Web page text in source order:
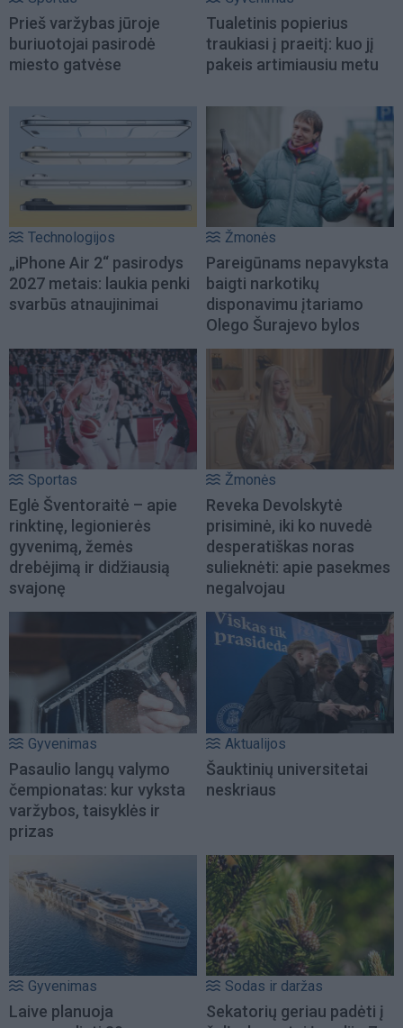
Prieš varžybas jūroje
buriuotojai pasirodė
miesto gatvėse
Tualetinis popierius
traukiasi į praeitį: kuo jį
pakeis artimiausiu metu
Technologijos
„iPhone Air 2“ pasirodys
2027 metais: laukia penki
svarbūs atnaujinimai
Žmonės
Pareigūnams nepavyksta
baigti narkotikų
disponavimu įtariamo
Olego Šurajevo bylos
Sportas
Eglė Šventoraitė – apie
rinktinę, legionierės
gyvenimą, žemės
drebėjimą ir didžiausią
svajonę
Žmonės
Reveka Devolskytė
prisiminė, iki ko nuvedė
desperatiškas noras
sulieknėti: apie pasekmes
negalvojau
Gyvenimas
Pasaulio langų valymo
čempionatas: kur vyksta
varžybos, taisyklės ir
prizas
Aktualijos
Šauktinių universitetai
neskriaus
Gyvenimas
Laive planuoja
Sodas ir daržas
Sekatorių geriau padėti į